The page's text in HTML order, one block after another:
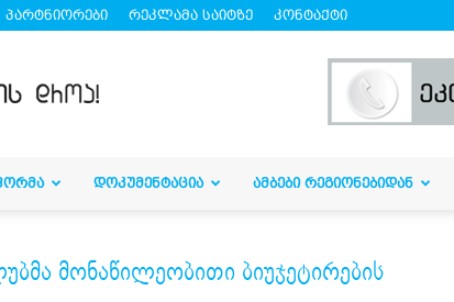
პარტნიორები რეკლამა საიტზე კონტაქტი
ᲓᲝᲙᲣᲛᲔᲜᲢᲐᲪᲘᲐ ᲐᲛᲑᲔᲑᲘ ᲠᲔᲒᲘᲝᲜᲔᲑᲘᲓᲐᲜ
მონაწილეობითი ბიუჯეტირების